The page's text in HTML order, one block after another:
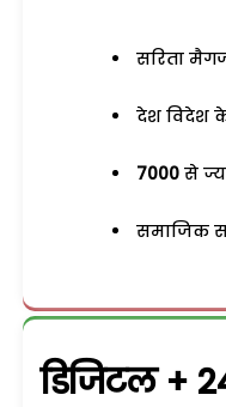
सरिता
देश विदेश
7000 से
समाजिक
डिजिटल +